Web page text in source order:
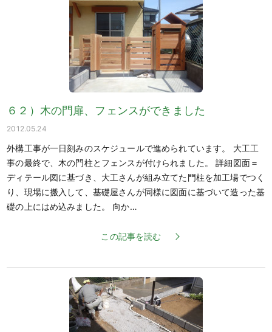
６２）木の門扉、フェンスができました
2012.05.24
外構工事が一日刻みのスケジュールで進められています。 大工工
事の最終で、木の門柱とフェンスが付けられました。 詳細図面＝
ディテール図に基づき、大工さんが組み立てた門柱を加工場でつく
り、現場に搬入して、基礎屋さんが同様に図面に基づいて造った基
礎の上にはめ込みました。 向か…
この記事を読む